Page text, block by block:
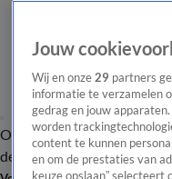
OverzichtAfleveringen
de redactieNieuwsbrief
Jouw
Wij en onze 29 partners
informatie te verzamelen
gedrag en jouw
worden
content te kunnen
en om de prestaties van
keuze opslaan”